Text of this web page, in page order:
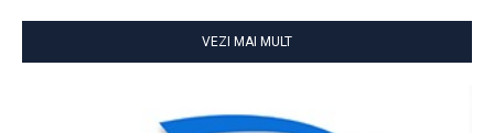
VEZI MAI MULT